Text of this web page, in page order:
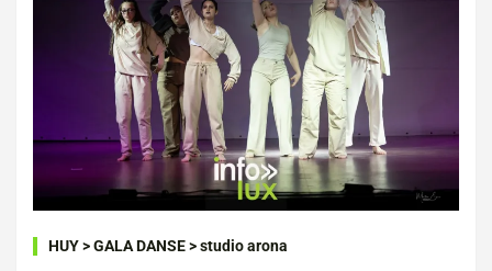
HUY > GALA DANSE > studio arona